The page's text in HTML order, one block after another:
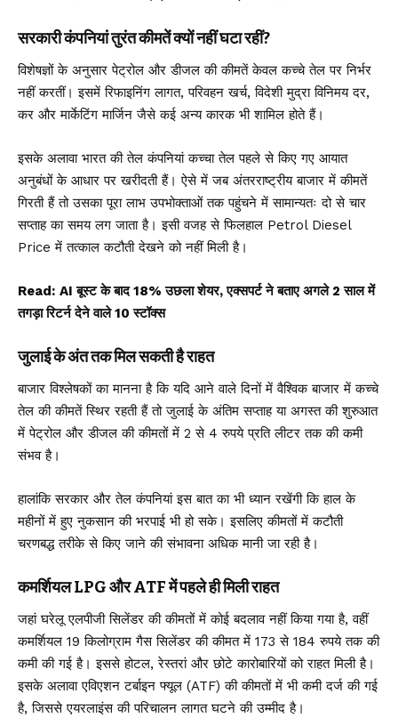
सरकारी कंपनियां तुरंत कीमतें क्यों नहीं घटा रहीं?
विशेषज्ञों के अनुसार पेट्रोल और डीजल की कीमतें केवल कच्चे तेल पर निर्भर
नहीं करतीं। इसमें रिफाइनिंग लागत, परिवहन खर्च, विदेशी मुद्रा विनिमय दर,
कर और मार्केटिंग मार्जिन जैसे कई अन्य कारक भी शामिल होते हैं।
इसके अलावा भारत की तेल कंपनियां कच्चा तेल पहले से किए गए आयात
अनुबंधों के आधार पर खरीदती हैं। ऐसे में जब अंतरराष्ट्रीय बाजार में कीमतें
गिरती हैं तो उसका पूरा लाभ उपभोक्ताओं तक पहुंचने में सामान्यतः दो से चार
सप्ताह का समय लग जाता है। इसी वजह से फिलहाल Petrol Diesel
Price में तत्काल कटौती देखने को नहीं मिली है।
Read: AI बूस्ट के बाद 18% उछला शेयर, एक्सपर्ट ने बताए अगले 2 साल में
तगड़ा रिटर्न देने वाले 10 स्टॉक्स
जुलाई के अंत तक मिल सकती है राहत
बाजार विश्लेषकों का मानना है कि यदि आने वाले दिनों में वैश्विक बाजार में कच्चे
तेल की कीमतें स्थिर रहती हैं तो जुलाई के अंतिम सप्ताह या अगस्त की शुरुआत
में पेट्रोल और डीजल की कीमतों में 2 से 4 रुपये प्रति लीटर तक की कमी
संभव है।
हालांकि सरकार और तेल कंपनियां इस बात का भी ध्यान रखेंगी कि हाल के
महीनों में हुए नुकसान की भरपाई भी हो सके। इसलिए कीमतों में कटौती
चरणबद्ध तरीके से किए जाने की संभावना अधिक मानी जा रही है।
कमर्शियल LPG और ATF में पहले ही मिली राहत
जहां घरेलू एलपीजी सिलेंडर की कीमतों में कोई बदलाव नहीं किया गया है, वहीं
कमर्शियल 19 किलोग्राम गैस सिलेंडर की कीमत में 173 से 184 रुपये तक की
कमी की गई है। इससे होटल, रेस्तरां और छोटे कारोबारियों को राहत मिली है।
इसके अलावा एविएशन टर्बाइन फ्यूल (ATF) की कीमतों में भी कमी दर्ज की गई
है, जिससे एयरलाइंस की परिचालन लागत घटने की उम्मीद है।